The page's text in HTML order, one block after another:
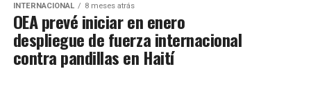
INTERNACIONAL 8 meses atrás
OEA prevé iniciar en enero
despliegue de fuerza internacional
contra pandillas en Haití